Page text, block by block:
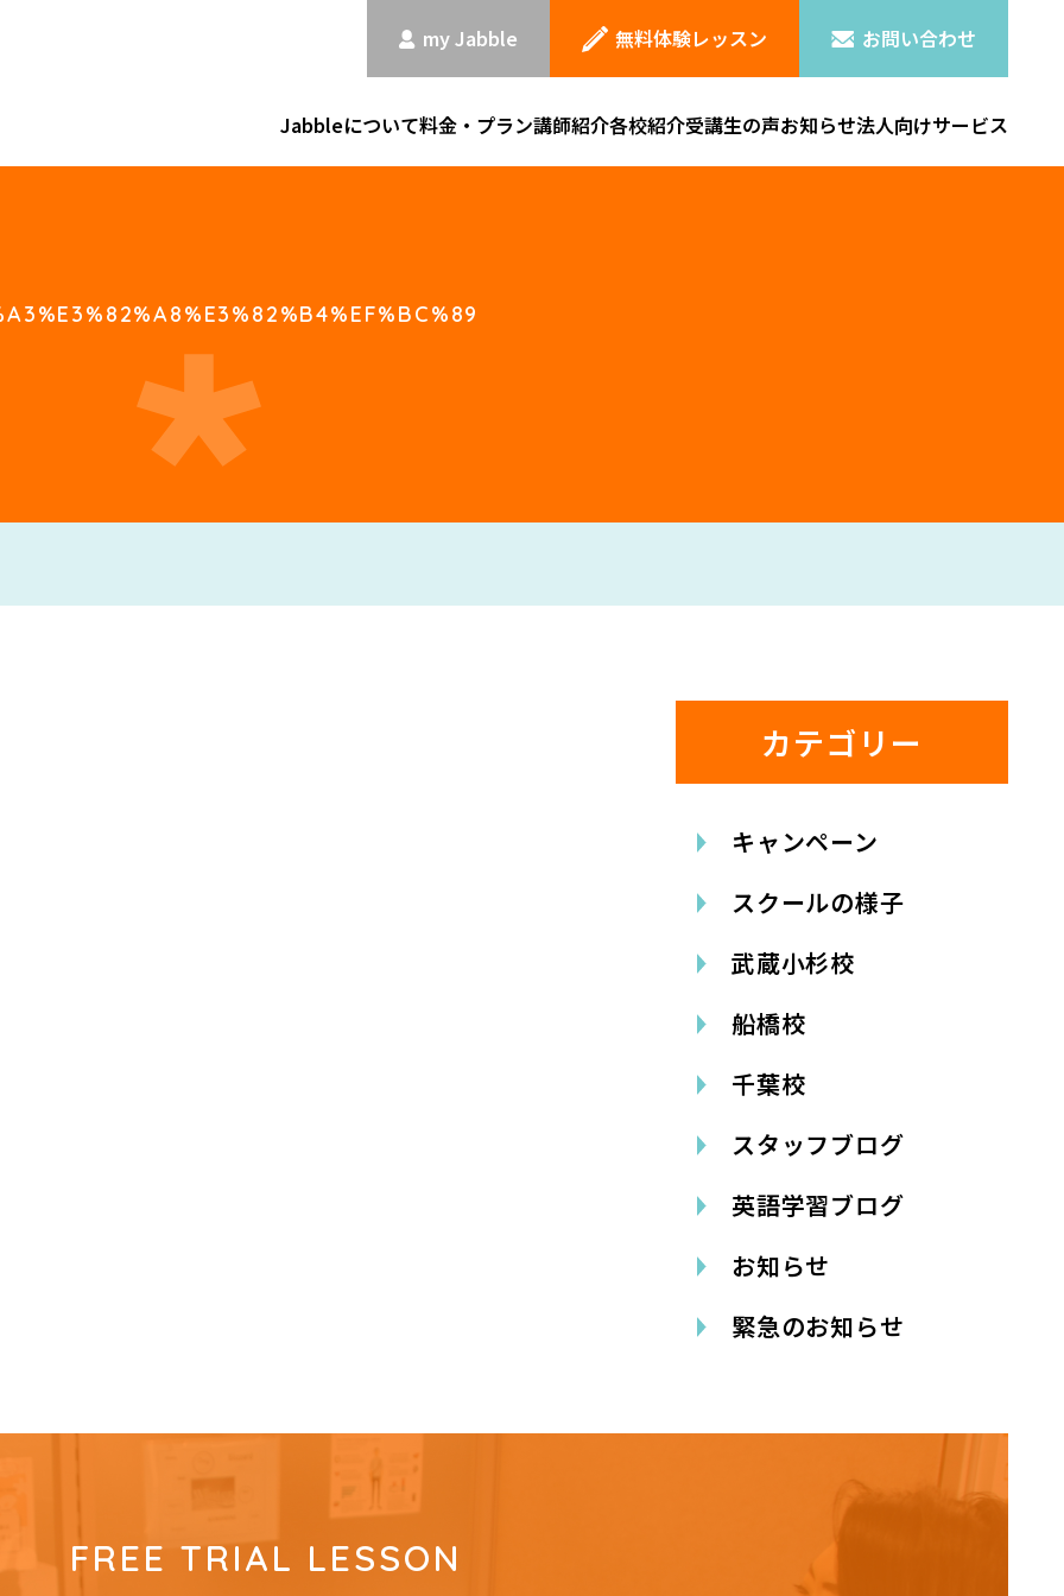
my Jabble 無料体験レッスン お問い合わせ
Jabbleについて料金・プラン講師紹介各校紹介受講生の声お知らせ法人向けサービス
カテゴリー
キャンペーン
スクールの様子
武蔵小杉校
船橋校
千葉校
スタッフブログ
英語学習ブログ
お知らせ
緊急のお知らせ
FREE TRIAL LESSON